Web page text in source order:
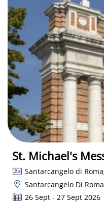
St. Michael's
Santarcangelo di
Santarcangelo Di
26 Sept - 27 Sept 2026